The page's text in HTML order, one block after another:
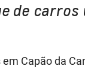
de carros
Capão da